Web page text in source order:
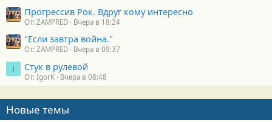
Прогрессив Рок. Вдруг кому интересно
От: ZAMPRED Вчера в 18:24
"Если завтра война."
От: ZAMPRED Вчера в 09:37
I Стук в рулевой
От: IgorK Вчера в 08:48
Новые темы